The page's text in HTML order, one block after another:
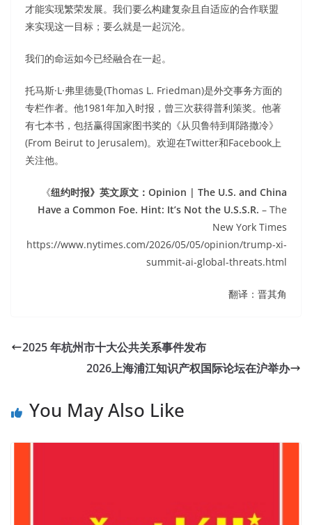
才能实现繁荣发展。我们要么构建复杂且自适应的合作联盟
来实现这一目标；要么就是一起沉沦。
我们的命运如今已经融合在一起。
托马斯·L·弗里德曼(Thomas L. Friedman)是外交事务方面的
专栏作者。他1981年加入时报，曾三次获得普利策奖。他著
有七本书，包括赢得国家图书奖的《从贝鲁特到耶路撒冷》
(From Beirut to Jerusalem)。欢迎在Twitter和Facebook上
关注他。
《纽约时报》英文原文：Opinion | The U.S. and China
Have a Common Foe. Hint: It’s Not the U.S.S.R. – The
New York Times
https://www.nytimes.com/2026/05/05/opinion/trump-xi-
summit-ai-global-threats.html
翻译：晋其角
2025 年杭州市十大公共关系事件发布
2026上海浦江知识产权国际论坛在沪举办
You May Also Like